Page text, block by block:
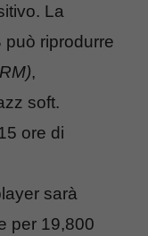
La
può riprodurre
,
soft.
ore di
sarà
per 19,800